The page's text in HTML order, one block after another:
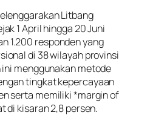
Litbang
1 April hingga 20 Juni
1.200 responden yang
di 38 wilayah provinsi
menggunakan metode
tingkat kepercayaan
serta memiliki *margin of
di kisaran 2,8 persen.